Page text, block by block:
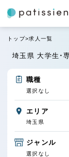
トップ 求人一覧
埼玉県 大学生・
職種
選択なし
エリア
埼玉県
ジャンル
選択なし